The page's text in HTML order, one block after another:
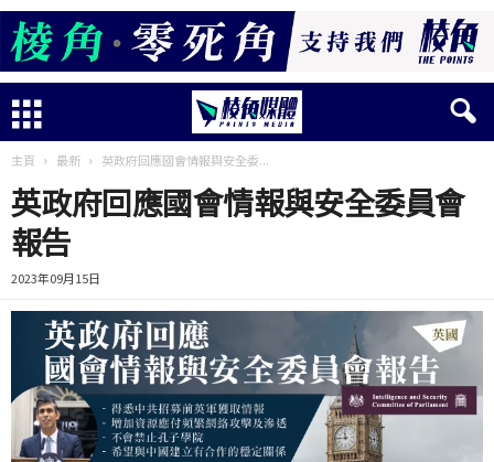
主頁 最新 英政府回應國會情報與安全委...
英政府回應國會情報與安全委員會
報告
2023年09月15日